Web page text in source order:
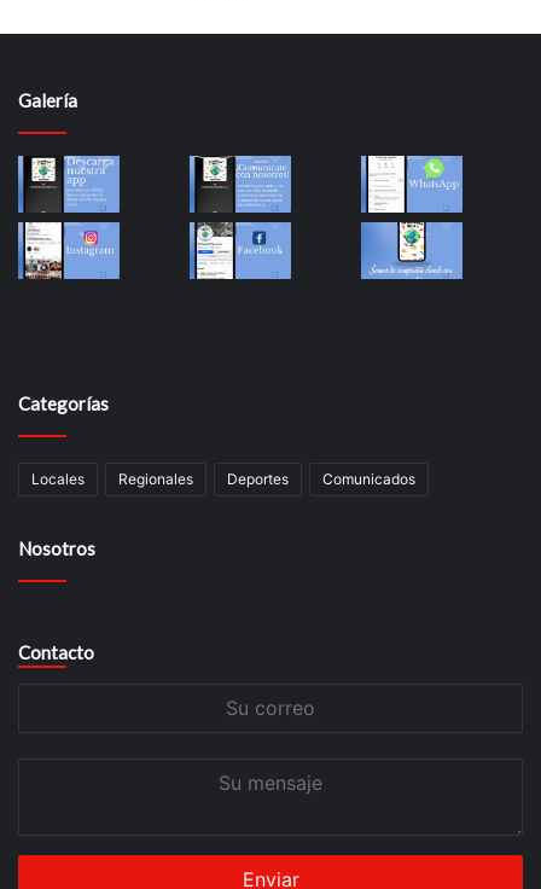
Galería
Categorías
Locales Regionales Deportes Comunicados
Nosotros
Contacto